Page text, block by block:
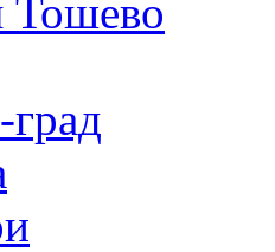
Тошево